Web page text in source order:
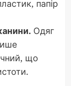
папір
Одяг
що